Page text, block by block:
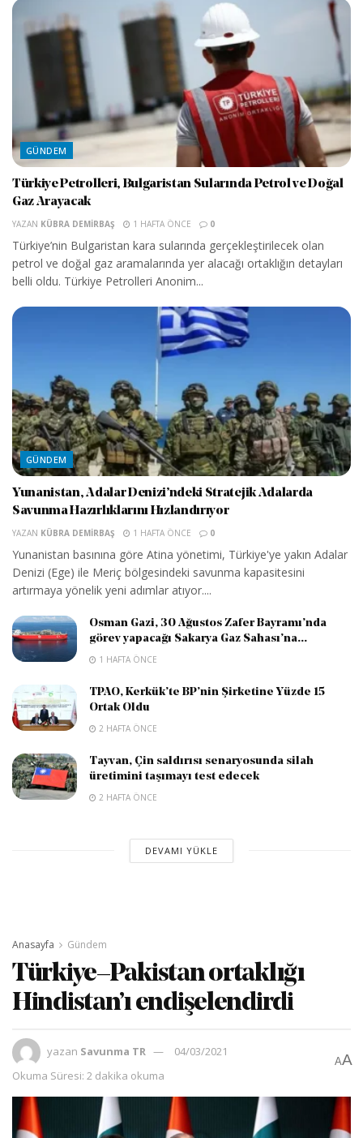
GÜNDEM
Türkiye Petrolleri, Bulgaristan Sularında Petrol ve Doğal
Gaz Arayacak
YAZAN KÜBRA DEMIRBAŞ 1 HAFTA ÖNCE 0
Türkiye’nin Bulgaristan kara sularında gerçekleştirilecek olan
petrol ve doğal gaz aramalarında yer alacağı ortaklığın detayları
belli oldu. Türkiye Petrolleri Anonim...
GÜNDEM
Yunanistan, Adalar Denizi’ndeki Stratejik Adalarda
Savunma Hazırlıklarını Hızlandırıyor
YAZAN KÜBRA DEMIRBAŞ 1 HAFTA ÖNCE 0
Yunanistan basınına göre Atina yönetimi, Türkiye'ye yakın Adalar
Denizi (Ege) ile Meriç bölgesindeki savunma kapasitesini
artırmaya yönelik yeni adımlar atıyor....
Osman Gazi, 30 Ağustos Zafer Bayramı’nda
görev yapacağı Sakarya Gaz Sahası’na...
1 HAFTA ÖNCE
TPAO, Kerkük’te BP’nin Şirketine Yüzde 15
Ortak Oldu
2 HAFTA ÖNCE
Tayvan, Çin saldırısı senaryosunda silah
üretimini taşımayı test edecek
2 HAFTA ÖNCE
DEVAMI YÜKLE
Anasayfa Gündem
Türkiye–Pakistan ortaklığı
Hindistan’ı endişelendirdi
yazan Savunma TR
04/03/2021
Okuma Süresi: 2 dakika okuma
AA